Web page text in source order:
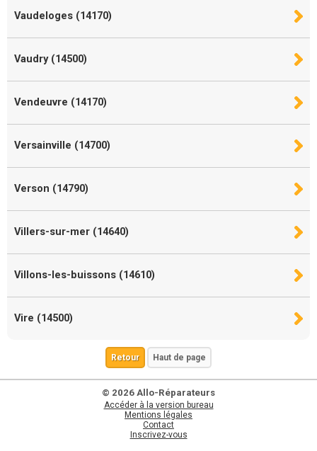
Vaudeloges (14170)
Vaudry (14500)
Vendeuvre (14170)
Versainville (14700)
Verson (14790)
Villers-sur-mer (14640)
Villons-les-buissons (14610)
Vire (14500)
Retour Haut de page
© 2026 Allo-Réparateurs
Accéder à la version bureau
Mentions légales
Contact
Inscrivez-vous